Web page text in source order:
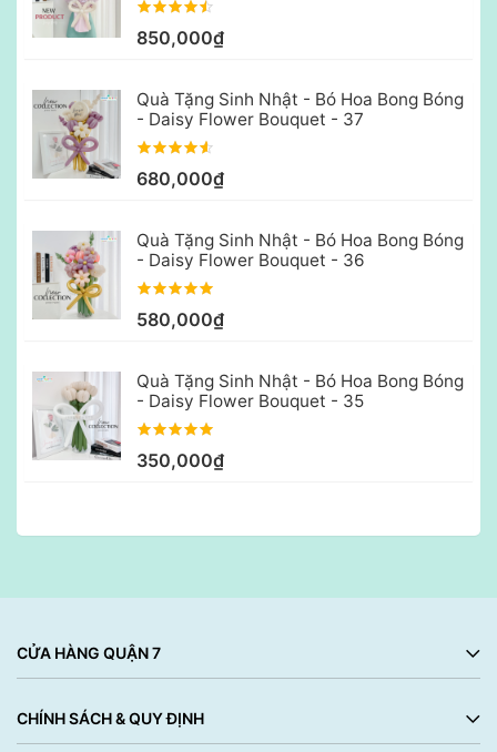
850,000₫
Quà Tặng Sinh Nhật - Bó Hoa Bong Bóng
- Daisy Flower Bouquet - 37
680,000₫
Quà Tặng Sinh Nhật - Bó Hoa Bong Bóng
- Daisy Flower Bouquet - 36
580,000₫
Quà Tặng Sinh Nhật - Bó Hoa Bong Bóng
- Daisy Flower Bouquet - 35
350,000₫
CỬA HÀNG QUẬN 7
CHÍNH SÁCH & QUY ĐỊNH